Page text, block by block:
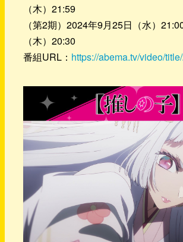
（木）21:59
（第2期）2024年9月25日（水）
（木）20:30
番組URL： https://abema.tv/video/